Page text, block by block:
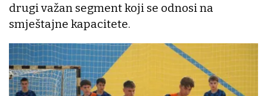
drugi važan segment koji se odnosi na
smještajne kapacitete.